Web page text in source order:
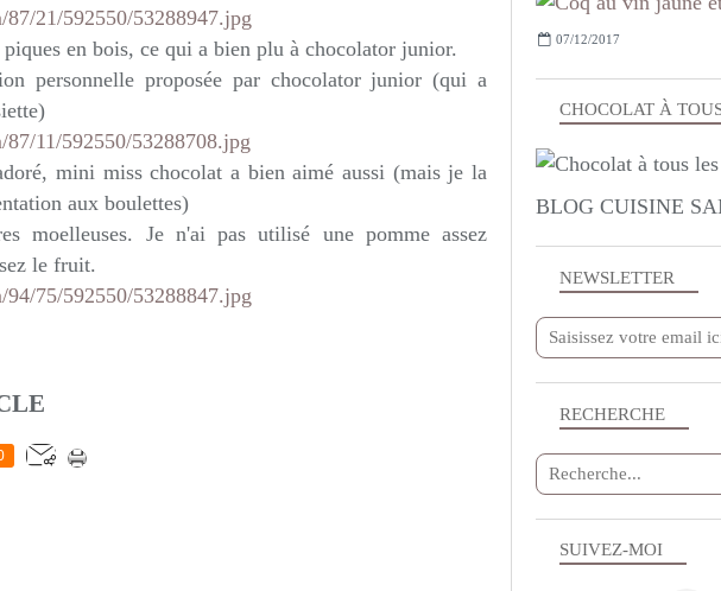
en bois, ce qui a bien plu à chocolator junior.
personnelle proposée par chocolator junior (qui a
mini miss chocolat a bien aimé aussi (mais je la
aux boulettes)
moelleuses. Je n'ai pas utilisé une pomme assez
le fruit.
NEWSLETTER
SUIVEZ-MOI
RECHERCHE
CHOCOLAT À
BLOG CUISINE
07/12/2017